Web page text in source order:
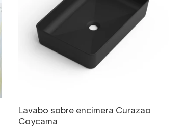
Lavabo sobre encimera Curazao
Coycama